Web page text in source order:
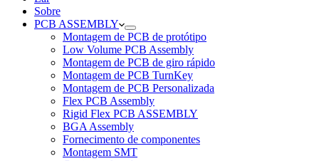
Sobre
PCB ASSEMBLY
Montagem de PCB de protótipo
Low Volume PCB Assembly
Montagem de PCB de giro rápido
Montagem de PCB TurnKey
Montagem de PCB Personalizada
Flex PCB Assembly
Rigid Flex PCB ASSEMBLY
BGA Assembly
Fornecimento de componentes
Montagem SMT